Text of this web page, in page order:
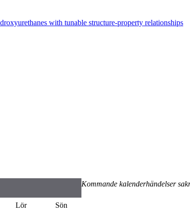
with tunable structure-property relationships
Kommande kalenderhändelser
Lör
Sön